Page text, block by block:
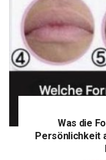
Was die
Persönlichkeit